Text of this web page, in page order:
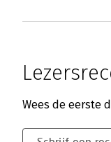
Wees de eerste